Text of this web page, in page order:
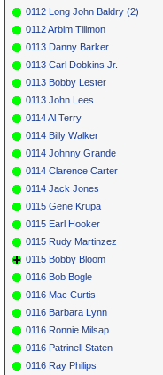
0112 Long John Baldry (2)
0112 Arbim Tillmon
0113 Danny Barker
0113 Carl Dobkins Jr.
0113 Bobby Lester
0113 John Lees
0114 Al Terry
0114 Billy Walker
0114 Johnny Grande
0114 Clarence Carter
0114 Jack Jones
0115 Gene Krupa
0115 Earl Hooker
0115 Rudy Martinzez
0115 Bobby Bloom
0116 Bob Bogle
0116 Mac Curtis
0116 Barbara Lynn
0116 Ronnie Milsap
0116 Patrinell Staten
0116 Ray Philips